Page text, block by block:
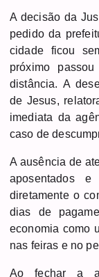
A decisão da
pedido da
cidade ficou
próximo
distância. A
de Jesus,
imediata da
caso de
A ausência de
aposentados e
diretamente o
dias de
economia como
nas feiras e no
Ao fechar a